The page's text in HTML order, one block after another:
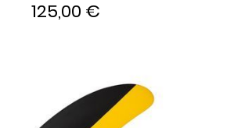
125,00 €